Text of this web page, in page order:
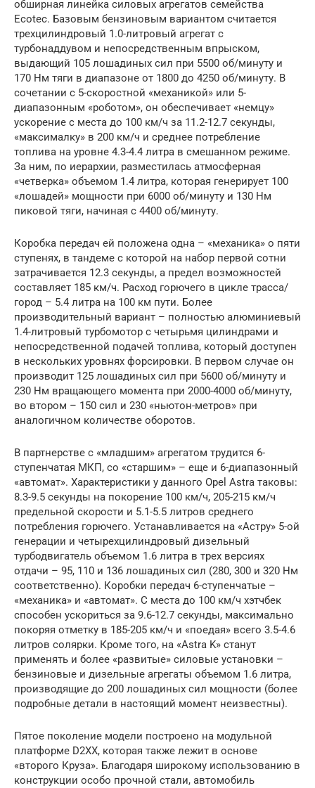
обширная линейка силовых агрегатов семейства
Ecotec. Базовым бензиновым вариантом считается
трехцилиндровый 1.0-литровый агрегат с
турбонаддувом и непосредственным впрыском,
выдающий 105 лошадиных сил при 5500 об/минуту и
170 Нм тяги в диапазоне от 1800 до 4250 об/минуту. В
сочетании с 5-скоростной «механикой» или 5-
диапазонным «роботом», он обеспечивает «немцу»
ускорение с места до 100 км/ч за 11.2-12.7 секунды,
«максималку» в 200 км/ч и среднее потребление
топлива на уровне 4.3-4.4 литра в смешанном режиме.
За ним, по иерархии, разместилась атмосферная
«четверка» объемом 1.4 литра, которая генерирует 100
«лошадей» мощности при 6000 об/минуту и 130 Нм
пиковой тяги, начиная с 4400 об/минуту.
Коробка передач ей положена одна – «механика» о пяти
ступенях, в тандеме с которой на набор первой сотни
затрачивается 12.3 секунды, а предел возможностей
составляет 185 км/ч. Расход горючего в цикле трасса/
город – 5.4 литра на 100 км пути. Более
производительный вариант – полностью алюминиевый
1.4-литровый турбомотор с четырьмя цилиндрами и
непосредственной подачей топлива, который доступен
в нескольких уровнях форсировки. В первом случае он
производит 125 лошадиных сил при 5600 об/минуту и
230 Нм вращающего момента при 2000-4000 об/минуту,
во втором – 150 сил и 230 «ньютон-метров» при
аналогичном количестве оборотов.
В партнерстве с «младшим» агрегатом трудится 6-
ступенчатая МКП, со «старшим» – еще и 6-диапазонный
«автомат». Характеристики у данного Opel Astra таковы:
8.3-9.5 секунды на покорение 100 км/ч, 205-215 км/ч
предельной скорости и 5.1-5.5 литров среднего
потребления горючего. Устанавливается на «Астру» 5-ой
генерации и четырехцилиндровый дизельный
турбодвигатель объемом 1.6 литра в трех версиях
отдачи – 95, 110 и 136 лошадиных сил (280, 300 и 320 Нм
соответственно). Коробки передач 6-ступенчатые –
«механика» и «автомат». С места до 100 км/ч хэтчбек
способен ускориться за 9.6-12.7 секунды, максимально
покоряя отметку в 185-205 км/ч и «поедая» всего 3.5-4.6
литров солярки. Кроме того, на «Astra K» станут
применять и более «развитые» силовые установки –
бензиновые и дизельные агрегаты объемом 1.6 литра,
производящие до 200 лошадиных сил мощности (более
подробные детали в настоящий момент неизвестны).
Пятое поколение модели построено на модульной
платформе D2XX, которая также лежит в основе
«второго Круза». Благодаря широкому использованию в
конструкции особо прочной стали, автомобиль